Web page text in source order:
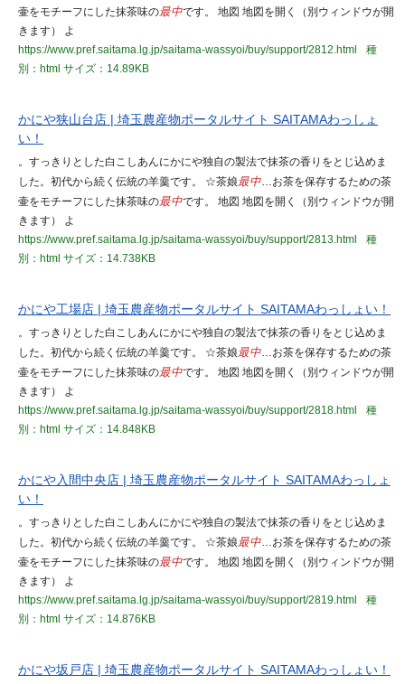
壷をモチーフにした抹茶味の最中です。 地図 地図を開く（別ウィンドウが開
きます） よ
https://www.pref.saitama.lg.jp/saitama-wassyoi/buy/support/2812.html
種
別：html サイズ：14.89KB
かにや狭山台店 | 埼玉農産物ポータルサイト SAITAMAわっしょ
い！
。すっきりとした白こしあんにかにや独自の製法で抹茶の香りをとじ込めま
した。初代から続く伝統の羊羹です。 ☆茶娘最中…お茶を保存するための茶
壷をモチーフにした抹茶味の最中です。 地図 地図を開く（別ウィンドウが開
きます） よ
https://www.pref.saitama.lg.jp/saitama-wassyoi/buy/support/2813.html
種
別：html サイズ：14.738KB
かにや工場店 | 埼玉農産物ポータルサイト SAITAMAわっしょい！
。すっきりとした白こしあんにかにや独自の製法で抹茶の香りをとじ込めま
した。初代から続く伝統の羊羹です。 ☆茶娘最中…お茶を保存するための茶
壷をモチーフにした抹茶味の最中です。 地図 地図を開く（別ウィンドウが開
きます） よ
https://www.pref.saitama.lg.jp/saitama-wassyoi/buy/support/2818.html
種
別：html サイズ：14.848KB
かにや入間中央店 | 埼玉農産物ポータルサイト SAITAMAわっしょ
い！
。すっきりとした白こしあんにかにや独自の製法で抹茶の香りをとじ込めま
した。初代から続く伝統の羊羹です。 ☆茶娘最中…お茶を保存するための茶
壷をモチーフにした抹茶味の最中です。 地図 地図を開く（別ウィンドウが開
きます） よ
https://www.pref.saitama.lg.jp/saitama-wassyoi/buy/support/2819.html
種
別：html サイズ：14.876KB
かにや坂戸店 | 埼玉農産物ポータルサイト SAITAMAわっしょい！